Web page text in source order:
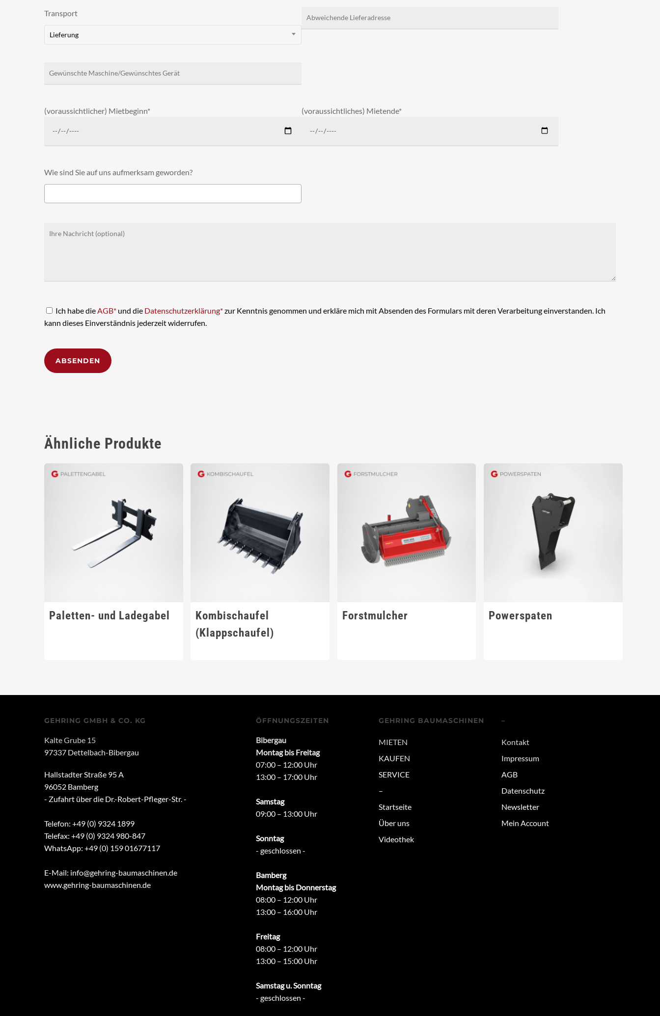
Transport
Lieferung
(voraussichtlicher) Mietbeginn* (voraussichtliches) Mietende*
Wie sind Sie auf uns aufmerksam geworden?
Ich habe dieAGB* und die Datenschutzerklärung*zur Kenntnis genommen und erkläre mich mit Absenden des Formulars mit deren Verarbeitung einverstanden. Ich
kann dieses Einverständnis jederzeit widerrufen.
Ähnliche Produkte
Paletten- und Ladegabel
Kombischaufel
(Klappschaufel)
Forstmulcher Powerspaten
GEHRING GMBH & CO. KG
Kalte Grube 15
97337 Dettelbach-Bibergau
Hallstadter Straße 95 A
96052 Bamberg
- Zufahrt über die Dr.-Robert-Pfleger-Str. -
Telefon: +49 (0) 9324 1899
Telefax: +49 (0) 9324 980-847
WhatsApp: +49 (0) 159 01677117
E-Mail: info@gehring-baumaschinen.de
www.gehring-baumaschinen.de
ÖFFNUNGSZEITEN
Bibergau
Montag bis Freitag
07:00 – 12:00 Uhr
13:00 – 17:00 Uhr
Samstag
09:00 – 13:00 Uhr
Sonntag
- geschlossen -
Bamberg
Montag bis Donnerstag
08:00 – 12:00 Uhr
13:00 – 16:00 Uhr
Freitag
08:00 – 12:00 Uhr
13:00 – 15:00 Uhr
Samstag u. Sonntag
- geschlossen -
GEHRING BAUMASCHINEN
MIETEN
KAUFEN
SERVICE
–
Startseite
Über uns
Videothek
–
Kontakt
Impressum
AGB
Datenschutz
Newsletter
Mein Account